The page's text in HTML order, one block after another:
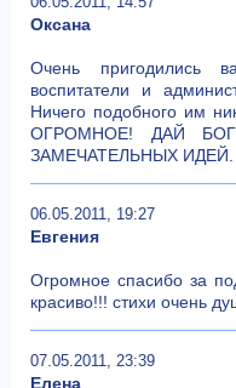
Оксана
Очень пригодились
воспитатели и
Ничего подобного им
ОГРОМНОЕ! ДАЙ
ЗАМЕЧАТЕЛЬНЫХ ИДЕЙ.
06.05.2011, 19:27
Евгения
Огромное спасибо за
красиво!!! стихи очень
07.05.2011, 23:39
Елена